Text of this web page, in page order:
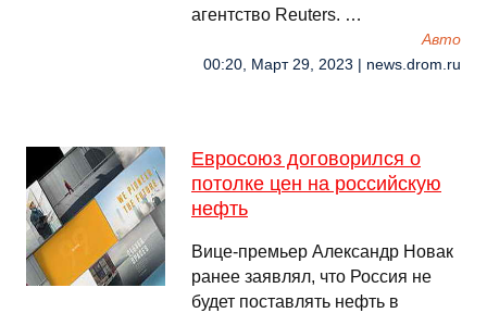
агентство Reuters. …
Авто
00:20, Март 29, 2023 | news.drom.ru
Евросоюз договорился о
потолке цен на российскую
нефть
Вице-премьер Александр Новак
ранее заявлял, что Россия не
будет поставлять нефть в